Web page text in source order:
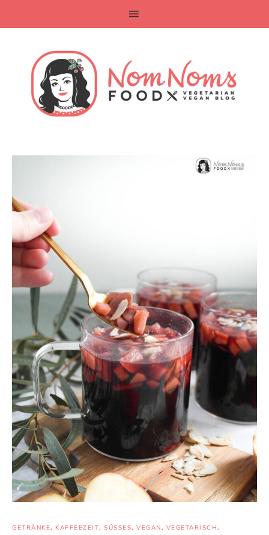
GETRÄNKE, KAFFEEZEIT, SÜSSES , VEGAN, VEGETARISCH,